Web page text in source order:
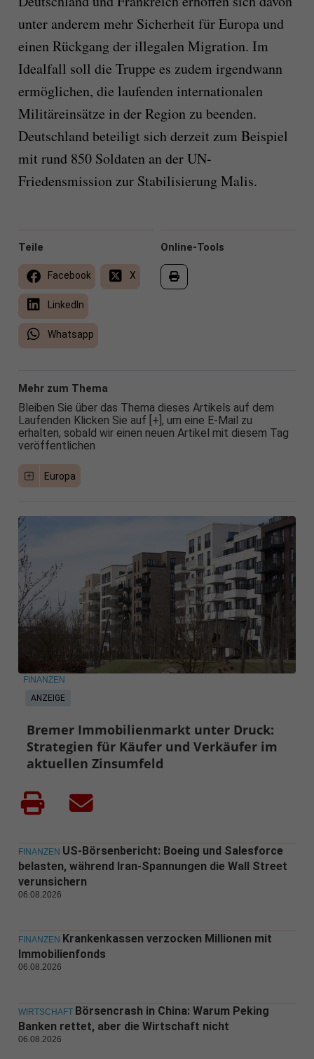
unter anderem mehr Sicherheit für Europa und
einen Rückgang der illegalen Migration. Im
Idealfall soll die Truppe es zudem irgendwann
ermöglichen, die laufenden internationalen
Militäreinsätze in der Region zu beenden.
Deutschland beteiligt sich derzeit zum Beispiel
mit rund 850 Soldaten an der UN-
Friedensmission zur Stabilisierung Malis.
Online-Tools
Teile
Facebook X
LinkedIn
Whatsapp
Mehr zum Thema
Bleiben Sie über das Thema dieses Artikels auf dem
Laufenden Klicken Sie auf [+], um eine E-Mail zu
erhalten, sobald wir einen neuen Artikel mit diesem Tag
veröffentlichen
Europa
ANZEIGE
FINANZEN
Bremer Immobilienmarkt unter Druck:
Strategien für Käufer und Verkäufer im
aktuellen Zinsumfeld
FINANZEN US-Börsenbericht: Boeing und Salesforce
belasten, während Iran-Spannungen die Wall Street
verunsichern
06.08.2026
FINANZEN Krankenkassen verzocken Millionen mit
Immobilienfonds
06.08.2026
WIRTSCHAFT Börsencrash in China: Warum Peking
Banken rettet, aber die Wirtschaft nicht
06.08.2026